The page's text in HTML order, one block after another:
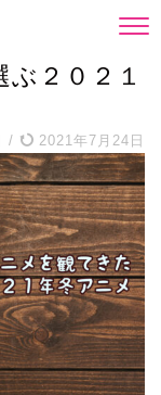
２０２１
/ 2021年7月24日